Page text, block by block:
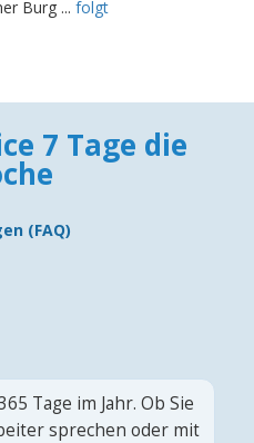
Burg ... folgt
7 Tage die
(FAQ)
Tage im Jahr. Ob Sie
sprechen oder mit